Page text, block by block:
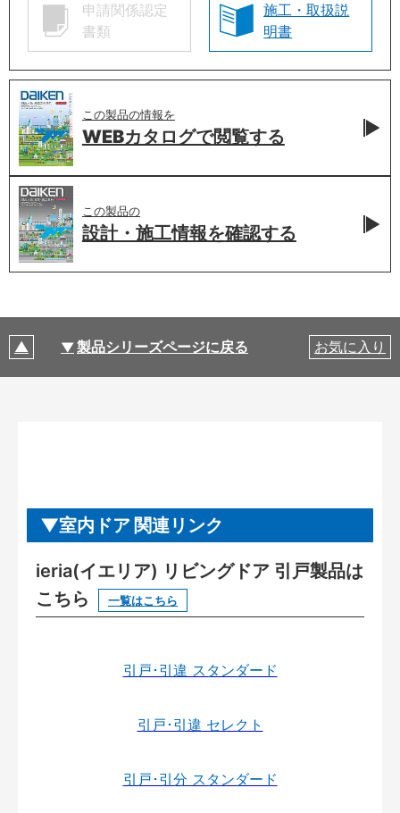
申請関係認定
書類
施工・取扱説
明書
この製品の情報を
WEBカタログで閲覧する
この製品の
設計・施工情報を確認する
製品シリーズページに戻る お気に入り
室内ドア 関連リンク
ieria(イエリア) リビングドア 引戸製品は
こちら
一覧はこちら
引戸･引違 スタンダード
引戸･引違 セレクト
引戸･引分 スタンダード